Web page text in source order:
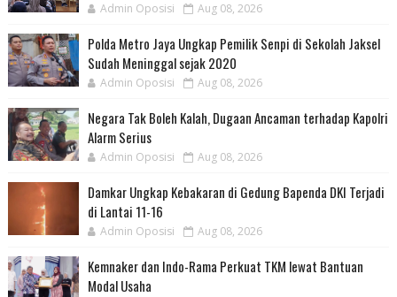
Admin Oposisi Aug 08, 2026
Polda Metro Jaya Ungkap Pemilik Senpi di Sekolah Jaksel
Sudah Meninggal sejak 2020
Admin Oposisi Aug 08, 2026
Negara Tak Boleh Kalah, Dugaan Ancaman terhadap Kapolri
Alarm Serius
Admin Oposisi Aug 08, 2026
Damkar Ungkap Kebakaran di Gedung Bapenda DKI Terjadi
di Lantai 11-16
Admin Oposisi Aug 08, 2026
Kemnaker dan Indo-Rama Perkuat TKM lewat Bantuan
Modal Usaha